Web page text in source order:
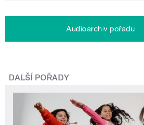
Audioarchiv pořadu
DALŠÍ POŘADY